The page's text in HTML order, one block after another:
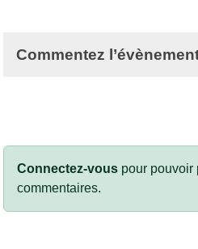
Commentez
Connectez-vous pour pouvoir
commentaires.